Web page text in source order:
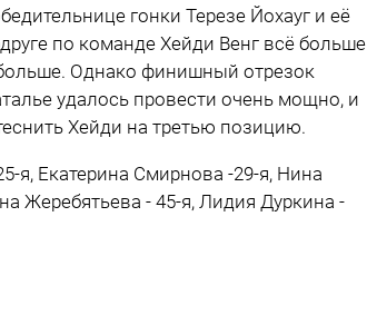
гонки Терезе Йохауг и её
по команде Хейди Венг всё больше
Однако финишный отрезок
удалось провести очень мощно, и
Хейди на третью позицию.
я, Екатерина Смирнова -29-я, Нина
Жеребятьева - 45-я, Лидия Дуркина -